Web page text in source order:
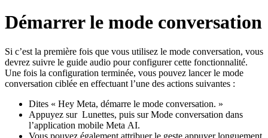
Démarrer le mode conversation
Si c’est la première fois que vous utilisez le mode conversation, vous
devrez suivre le guide audio pour configurer cette fonctionnalité.
Une fois la configuration terminée, vous pouvez lancer le mode
conversation ciblée en effectuant l’une des actions suivantes :
Dites « Hey Meta, démarre le mode conversation. »
Appuyez sur Lunettes, puis surMode conversation dans
l’application mobile Meta AI.
Vous pouvez également attribuer le geste appuyer longuement